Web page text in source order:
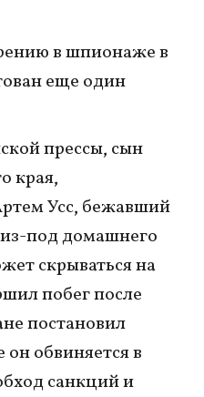
в шпионаже в
еще один
прессы, сын
края,
Усс, бежавший
под домашнего
скрываться на
побег после
постановил
обвиняется в
санкций и